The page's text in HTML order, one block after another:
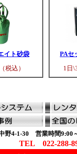
イト砂袋
税込）
PAセ
1日
4-1-30 営業時間9:00
TEL 022-288-